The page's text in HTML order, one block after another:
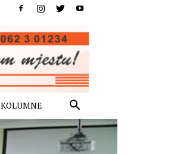
KOLUMNE